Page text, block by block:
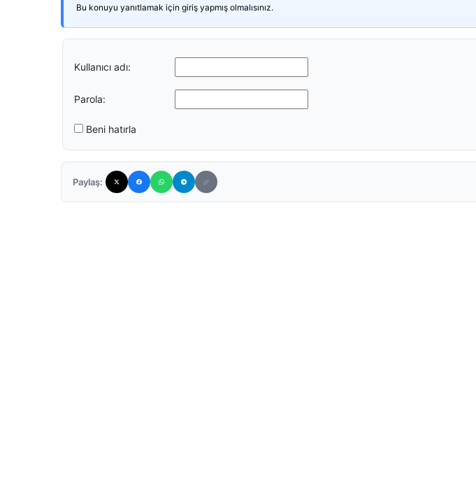
Bu konuyu yanıtlamak için giriş yapmış olmalısınız.
Kullanıcı adı:
Parola:
Beni hatırla
Paylaş: